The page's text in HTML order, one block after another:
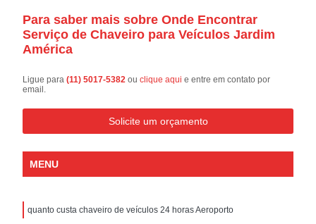
Para saber mais sobre Onde Encontrar
Serviço de Chaveiro para Veículos Jardim
América
Ligue para(11) 5017-5382ouclique aqui e entre em contato por
email.
Solicite um orçamento
MENU
quanto custa chaveiro de veículos 24 horas Aeroporto